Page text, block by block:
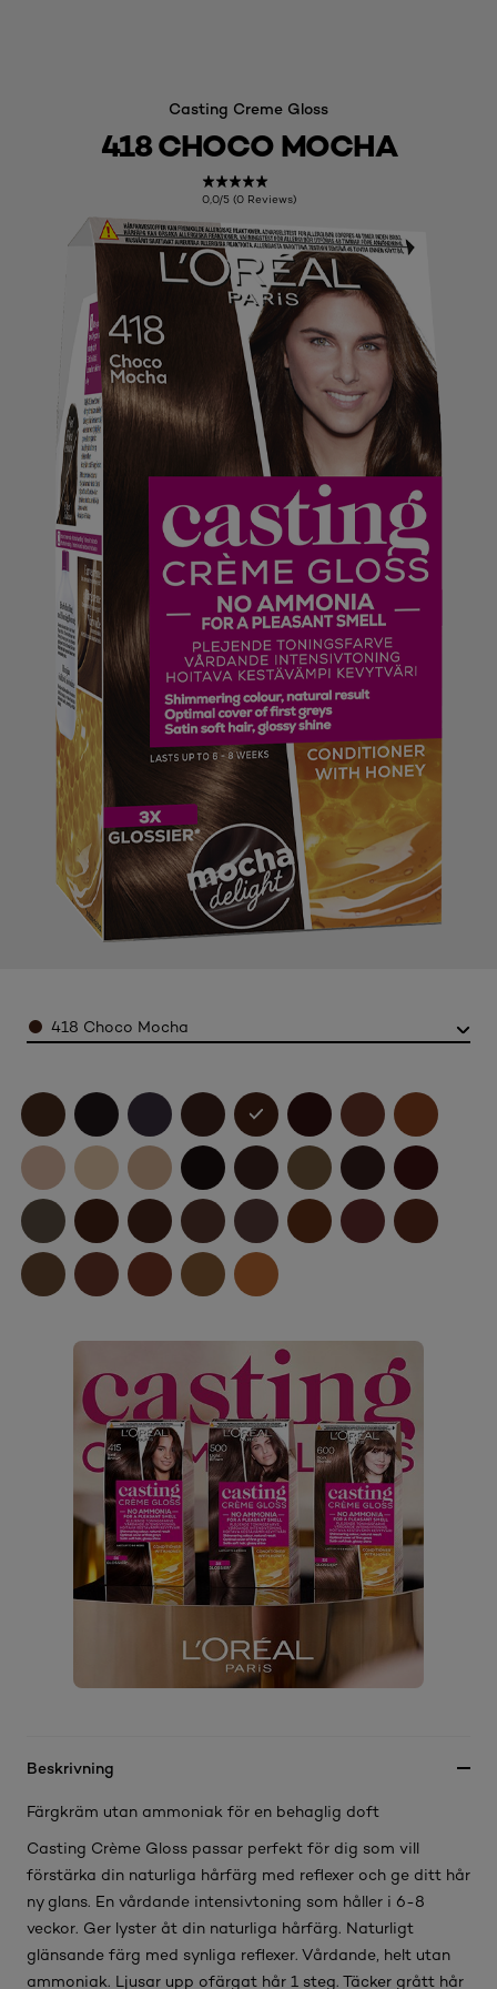
Casting Creme Gloss
418 CHOCO MOCHA
0,0/5 (0 Reviews)
Color418 Choco Mocha
Beskrivning
Färgkräm utan ammoniak för en behaglig doft
Casting Crème Gloss passar perfekt för dig som vill
förstärka din naturliga hårfärg med reflexer och ge ditt hår
ny glans. En vårdande intensivtoning som håller i 6-8
veckor. Ger lyster åt din naturliga hårfärg. Naturligt
glänsande färg med synliga reflexer. Vårdande, helt utan
ammoniak. Ljusar upp ofärgat hår 1 steg. Täcker grått hår